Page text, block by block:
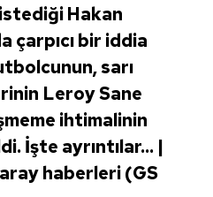
Hakan
çarpıcı bir iddia
sarı
Leroy Sane
ihtimalinin
İşte ayrıntılar... |
haberleri (GS